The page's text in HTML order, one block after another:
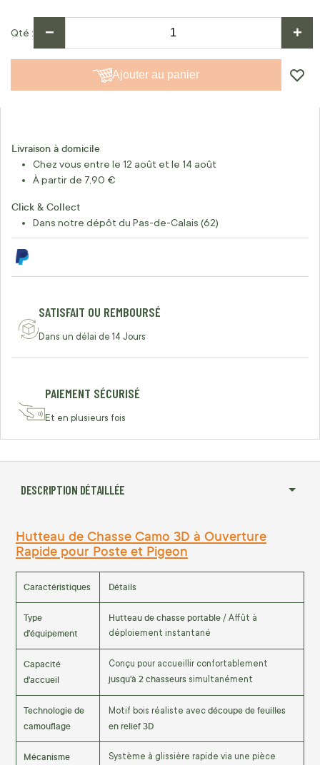
Qté − +
Ajouter au panier
Livraison à domicile
Chez vous entre le 12 août et le 14 août
À partir de 7,90 €
Click & Collect
Dans notre dépôt du Pas-de-Calais (62)
SATISFAIT OU REMBOURSÉ
Dans un délai de 14 Jours
PAIEMENT SÉCURISÉ
Et en plusieurs fois
DESCRIPTION DÉTAILLÉE
Hutteau de Chasse Camo 3D à Ouverture
Rapide pour Poste et Pigeon
Caractéristiques Détails
Type
d'équipement
Hutteau de chasse portable / Affût à
déploiement instantané
Capacité
d'accueil
Conçu pour accueillir confortablement
jusqu'à 2 chasseurs simultanément
Technologie de
camouflage
Motif bois réaliste avec découpe de feuilles
en relief 3D
Mécanisme Système à glissière rapide via une pièce